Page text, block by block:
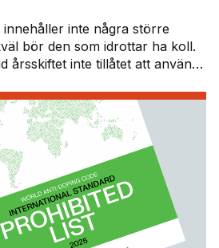
innehåller inte några större
bör den som idrottar ha koll.
årsskiftet inte tillåtet att använda